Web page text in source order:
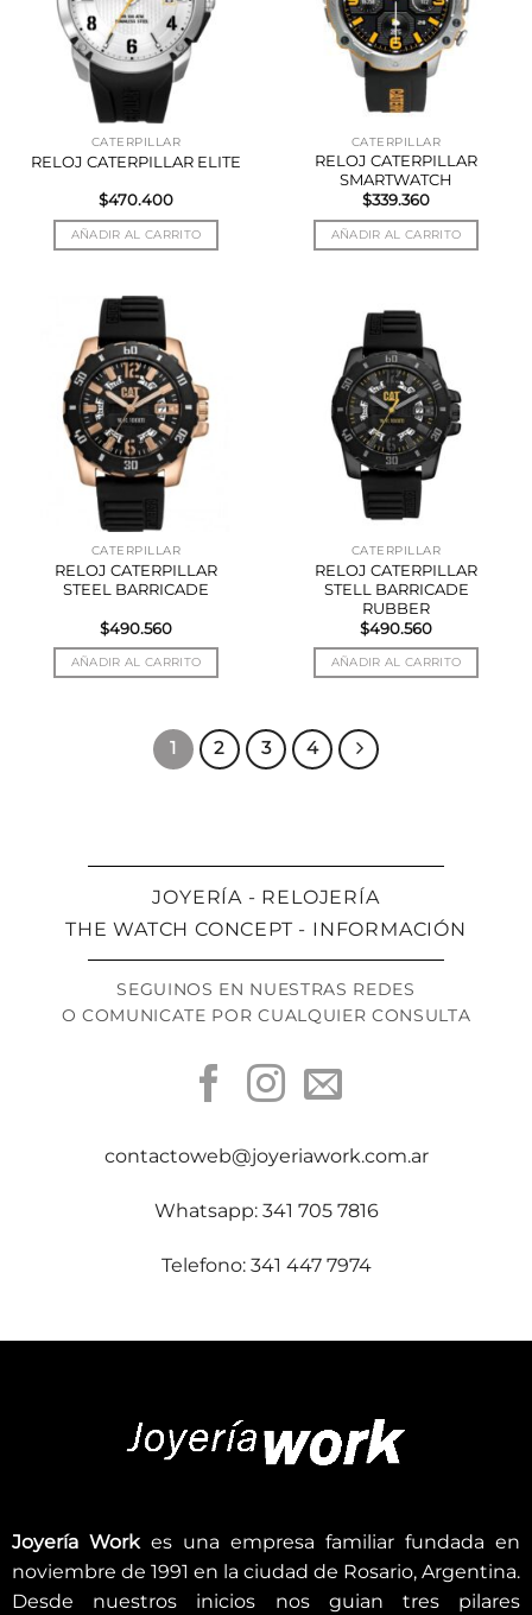
CATERPILLAR
RELOJ CATERPILLAR ELITE
$470.400
AÑADIR AL CARRITO
CATERPILLAR
RELOJ CATERPILLAR
SMARTWATCH
$339.360
AÑADIR AL CARRITO
CATERPILLAR
RELOJ CATERPILLAR
STEEL BARRICADE
$490.560
AÑADIR AL CARRITO
CATERPILLAR
RELOJ CATERPILLAR
STELL BARRICADE
RUBBER
$490.560
AÑADIR AL CARRITO
1 2 3 4
JOYERÍA - RELOJERÍA
THE WATCH CONCEPT - INFORMACIÓN
SEGUINOS EN NUESTRAS REDES
O COMUNICATE POR CUALQUIER CONSULTA
contactoweb@joyeriawork.com.ar
Whatsapp: 341 705 7816
Telefono: 341 447 7974
Joyería Workes una empresa familiar fundada en
noviembre de 1991 en la ciudad de Rosario, Argentina.
Desde nuestros inicios nos guian tres pilares